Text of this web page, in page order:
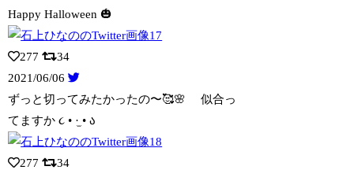
Happy Halloween 🎃
277
34
2021/06/06
ずっと切ってみたかったの〜🥰🌸 似合っ
てますか ૮ • ·̫ • ა
277
34